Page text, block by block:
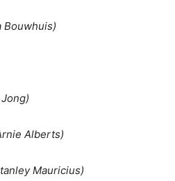
Bouwhuis)
Alberts)
Mauricius)